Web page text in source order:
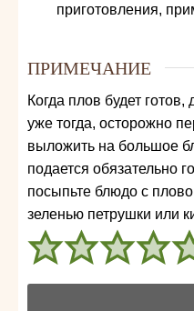
приготовления,
ПРИМЕЧАНИЕ
Когда плов будет готов,
уже тогда, осторожно
выложить на большое
подается обязательно
посыпьте блюдо с
зеленью петрушки или